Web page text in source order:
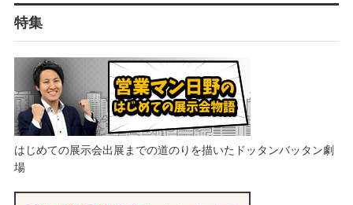
特集
はじめての展示会出展までの道のりを描いたドッタンバッタン劇
場